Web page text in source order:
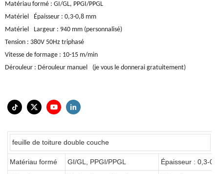
Matériau formé : GI/GL, PPGI/PPGL
Matériel
Épaisseur : 0,3-0,8 mm
Matériel
Largeur : 940 mm (personnalisé)
Tension : 380V 50Hz triphasé
Vitesse de formage : 10-15 m/min
Dérouleur : Dérouleur manuel (je vous le donnerai gratuitement)
feuille de toiture double couche
Matériau formé GI/GL, PPGI/PPGL Épaisseur : 0,3-